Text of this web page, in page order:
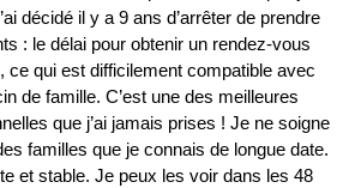
décidé il y a 9 ans d’arrêter de prendre
: le délai pour obtenir un rendez-vous
ce qui est difficilement compatible avec
de famille. C’est une des meilleures
que j’ai jamais prises ! Je ne soigne
familles que je connais de longue date.
et stable. Je peux les voir dans les 48